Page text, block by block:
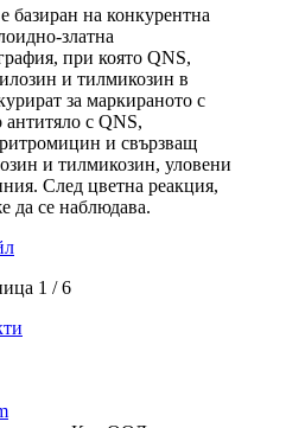
базиран на конкурентна
златна
при която QNS,
и тилмикозин в
за маркираното с
антитяло с QNS,
и свързващ
и тилмикозин, уловени
След цветна реакция,
да се наблюдава.
1 / 6